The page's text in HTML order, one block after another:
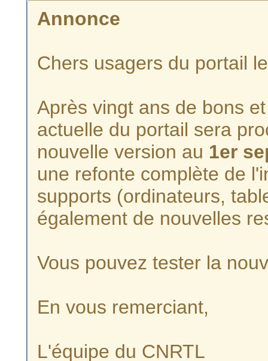
Annonce
Chers usagers du portail
Après vingt ans de bons
actuelle du portail sera
nouvelle version au 1er
une refonte complète de
supports (ordinateurs,
également de nouvelles
Vous pouvez tester la
En vous remerciant,
L'équipe du CNRTL